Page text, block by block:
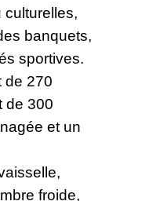
culturelles,
banquets,
sportives.
de 270
de 300
et un
froide,